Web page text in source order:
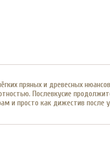
пряных и древесных
Послевкусие
и просто как дижестив после